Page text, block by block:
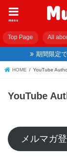
menu
Top Page All
期間限定
HOME YouTube
YouTube
メルマガ